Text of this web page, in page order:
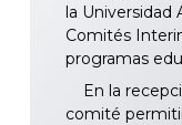
la Universidad
Comités
programas
En la
comité